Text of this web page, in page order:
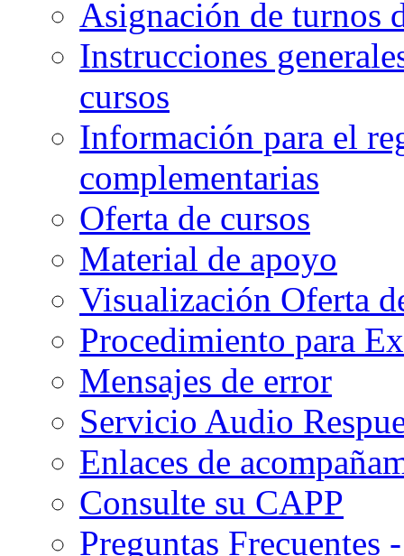
Asignación de turnos
Instrucciones
cursos
Información para el
complementarias
Oferta de cursos
Material de apoyo
Visualización Oferta
Procedimiento para
Mensajes de error
Servicio Audio
Enlaces de
Consulte su CAPP
Preguntas Frecuentes